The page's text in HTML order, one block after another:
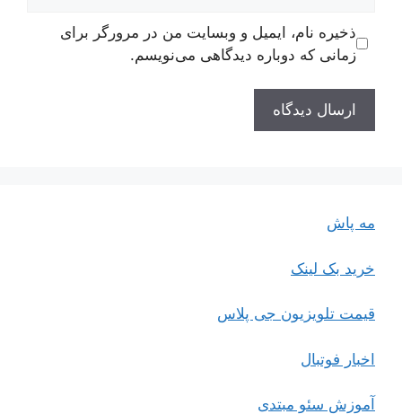
ذخیره نام، ایمیل و وبسایت من در مرورگر برای
زمانی که دوباره دیدگاهی می‌نویسم.
مه پاش
خرید بک لینک
قیمت تلویزیون جی پلاس
اخبار فوتبال
آموزش سئو مبتدی